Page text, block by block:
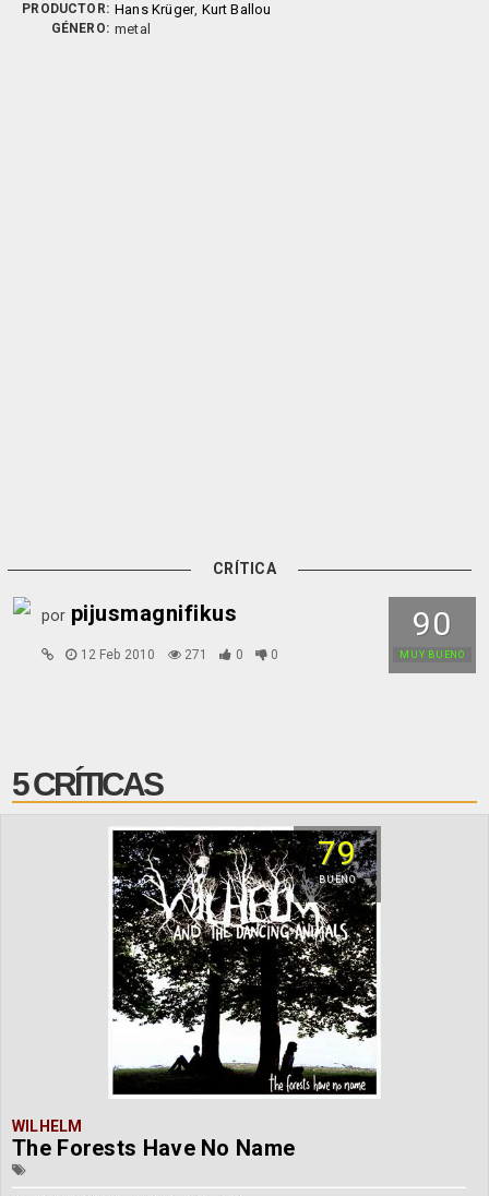
PRODUCTOR: Hans Krüger, Kurt Ballou
GÉNERO: metal
CRÍTICA
90
MUY BUENO
por pijusmagnifikus
12 Feb 2010 271 0 0
5 CRÍTICAS
79
BUENO
WILHELM
The Forests Have No Name